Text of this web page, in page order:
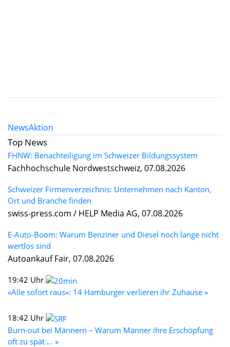
NewsAktion
Top News
FHNW: Benachteiligung im Schweizer Bildungssystem
Fachhochschule Nordwestschweiz, 07.08.2026
Schweizer Firmenverzeichnis: Unternehmen nach Kanton,
Ort und Branche finden
swiss-press.com / HELP Media AG, 07.08.2026
E-Auto-Boom: Warum Benziner und Diesel noch lange nicht
wertlos sind
Autoankauf Fair, 07.08.2026
19:42 Uhr
«Alle sofort raus»: 14 Hamburger verlieren ihr Zuhause »
18:42 Uhr
Burn-out bei Männern – Warum Männer ihre Erschöpfung
oft zu spät ... »